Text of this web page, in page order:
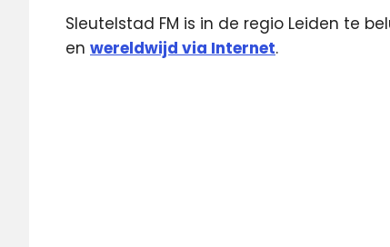
Sleutelstad FM is in de regio Leiden te
en wereldwijd via Internet.